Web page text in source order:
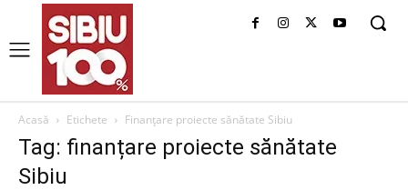
Acasă Etichete Finanțare proiecte sănătate Sibiu
Tag: finanțare proiecte sănătate
Sibiu